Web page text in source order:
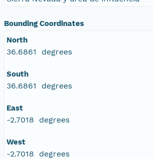
Bounding Coordinates
North
36.6861 degrees
South
36.6861 degrees
East
-2.7018 degrees
West
-2.7018 degrees